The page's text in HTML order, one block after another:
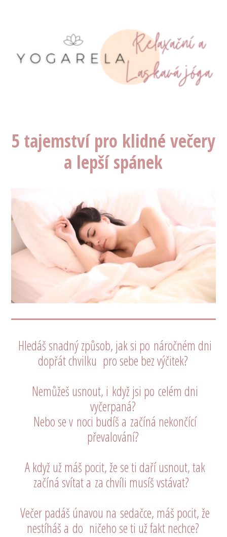
5 tajemství pro klidné večery
a lepší spánek
Hledáš snadný způsob, jak si po náročném dni
dopřát chvilku pro sebe bez výčitek?
Nemůžeš usnout, i když jsi po celém dni
vyčerpaná?
Nebo se v noci budíš a začíná nekončící
převalování?
A když už máš pocit, že se ti daří usnout, tak
začíná svítat a za chvíli musíš vstávat?
Večer padáš únavou na sedačce, máš pocit, že
nestíháš a do ničeho se ti už fakt nechce?